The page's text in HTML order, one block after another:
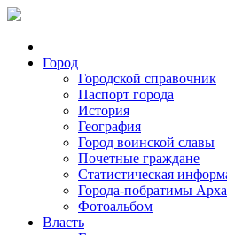
Город
Городской справочник
Паспорт города
История
География
Город воинской славы
Почетные граждане
Статистическая
Города-побратимы
Фотоальбом
Власть